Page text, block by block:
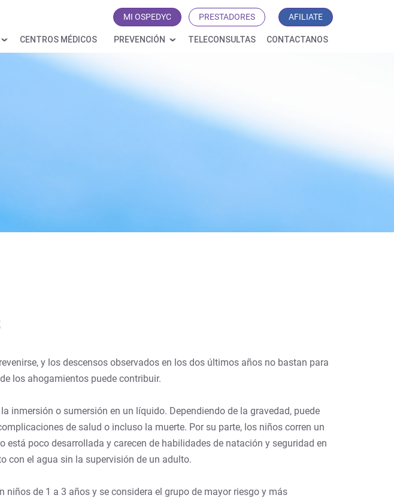
MI OSPEDYC PRESTADORES AFILIATE
CENTROS MÉDICOS PREVENCIÓN TELECONSULTAS CONTACTANOS
y los descensos observados en los dos últimos años no bastan para
los ahogamientos puede contribuir.
inmersión o sumersión en un líquido. Dependiendo de la gravedad, puede
de salud o incluso la muerte. Por su parte, los niños corren un
poco desarrollada y carecen de habilidades de natación y seguridad en
con el agua sin la supervisión de un adulto.
de 1 a 3 años y se considera el grupo de mayor riesgo y más